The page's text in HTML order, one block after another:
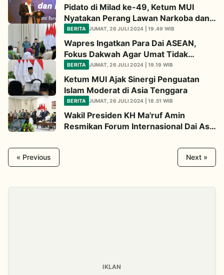
Pidato di Milad ke-49, Ketum MUI
Nyatakan Perang Lawan Narkoba dan
Judi Online
BERITA JUMAT, 26 JULI 2024 | 19.49 WIB
Wapres Ingatkan Para Dai ASEAN,
Fokus Dakwah Agar Umat Tidak
Terpinggirkan
BERITA JUMAT, 26 JULI 2024 | 19.19 WIB
Ketum MUI Ajak Sinergi Penguatan
Islam Moderat di Asia Tenggara
BERITA JUMAT, 26 JULI 2024 | 18.51 WIB
Wakil Presiden KH Ma'ruf Amin
Resmikan Forum Internasional Dai Asia
« Previous Next »
IKLAN